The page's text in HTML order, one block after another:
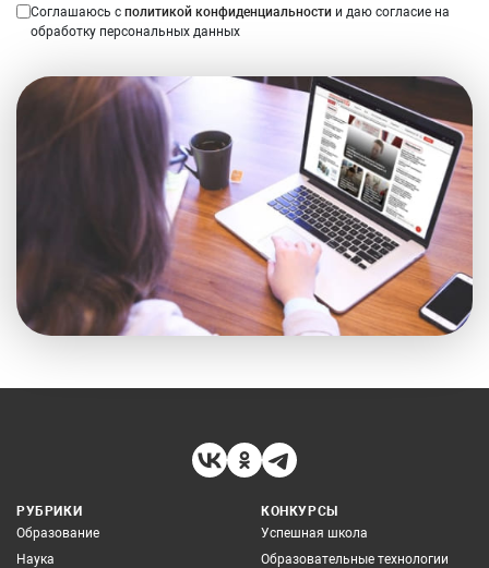
Соглашаюсь с политикой конфиденциальности и даю согласие на
обработку персональных данных
РУБРИКИ
Образование
Наука
КОНКУРСЫ
Успешная школа
Образовательные технологии